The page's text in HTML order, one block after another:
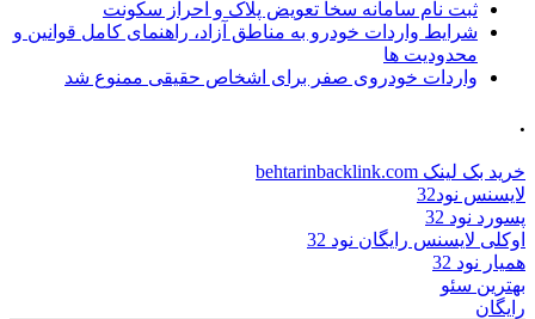
ثبت نام سامانه سخا تعویض پلاک و احراز سکونت
شرایط واردات خودرو به مناطق آزاد، راهنمای کامل قوانین و
محدودیت ها
واردات خودروی صفر برای اشخاص حقیقی ممنوع شد
.
خرید بک لینک behtarinbacklink.com
لایسنس نود32
پسورد نود 32
اوکلی لایسنس رایگان نود 32
همیار نود 32
بهترین سئو
رایگان